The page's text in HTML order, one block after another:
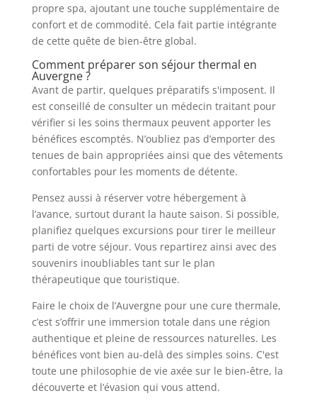
propre spa, ajoutant une touche supplémentaire de
confort et de commodité. Cela fait partie intégrante
de cette quête de bien-être global.
Comment préparer son séjour thermal en
Auvergne ?
Avant de partir, quelques préparatifs s'imposent. Il
est conseillé de consulter un médecin traitant pour
vérifier si les soins thermaux peuvent apporter les
bénéfices escomptés. N’oubliez pas d’emporter des
tenues de bain appropriées ainsi que des vêtements
confortables pour les moments de détente.
Pensez aussi à réserver votre hébergement à
l’avance, surtout durant la haute saison. Si possible,
planifiez quelques excursions pour tirer le meilleur
parti de votre séjour. Vous repartirez ainsi avec des
souvenirs inoubliables tant sur le plan
thérapeutique que touristique.
Faire le choix de l’Auvergne pour une cure thermale,
c’est s’offrir une immersion totale dans une région
authentique et pleine de ressources naturelles. Les
bénéfices vont bien au-delà des simples soins. C'est
toute une philosophie de vie axée sur le bien-être, la
découverte et l’évasion qui vous attend.